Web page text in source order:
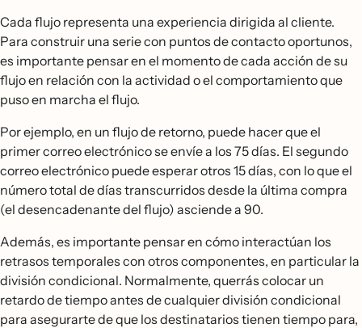
Cada flujo representa una experiencia dirigida al cliente.
Para construir una serie con puntos de contacto oportunos,
es importante pensar en el momento de cada acción de su
flujo en relación con la actividad o el comportamiento que
puso en marcha el flujo.
Por ejemplo, en un flujo de retorno, puede hacer que el
primer correo electrónico se envíe a los 75 días. El segundo
correo electrónico puede esperar otros 15 días, con lo que el
número total de días transcurridos desde la última compra
(el desencadenante del flujo) asciende a 90.
Además, es importante pensar en cómo interactúan los
retrasos temporales con otros componentes, en particular la
división condicional. Normalmente, querrás colocar un
retardo de tiempo antes de cualquier división condicional
para asegurarte de que los destinatarios tienen tiempo para,